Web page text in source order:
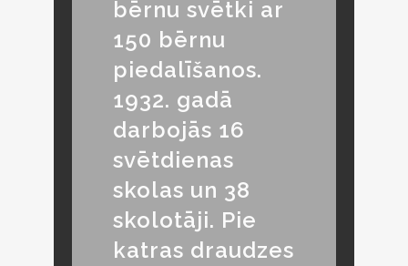
bērnu svētki ar
150 bērnu
piedalīšanos.
1932. gadā
darbojās 16
svētdienas
skolas un 38
skolotāji. Pie
katras draudzes